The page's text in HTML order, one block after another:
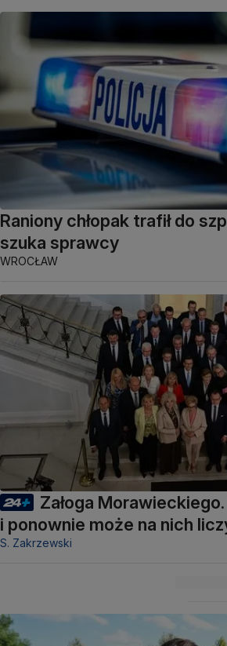
Raniony chłopak trafił do
szuka sprawcy
WROCŁAW
Załoga
i ponownie może na nich
S. Zakrzewski